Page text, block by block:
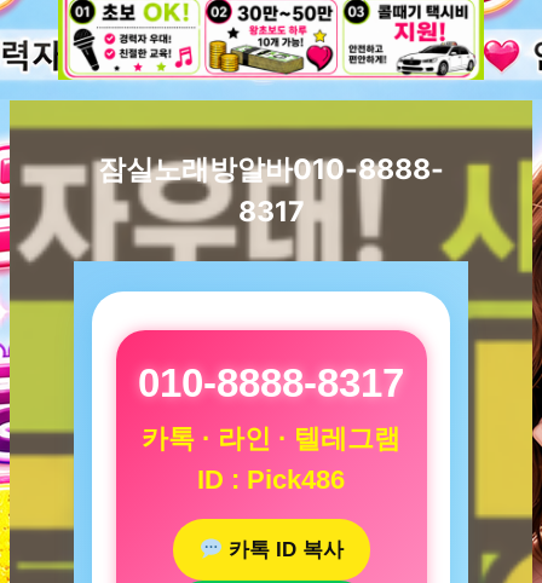
잠실노래방알바010-8888-
8317
010-8888-8317
카톡 · 라인 · 텔레그램
ID : Pick486
카톡 ID 복사